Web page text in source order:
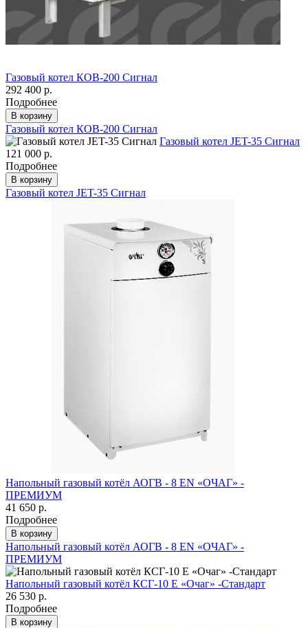
Газовый котел КОВ-200 Сигнал
292 400 р.
Подробнее
В корзину
Газовый котел КОВ-200 Сигнал
Газовый котел JET-35 Сигнал
121 000 р.
Подробнее
В корзину
Газовый котел JET-35 Сигнал
Напольный газовый котёл АОГВ - 8 ЕN «ОЧАГ» -
ПРЕМИУМ
41 650 р.
Подробнее
В корзину
Напольный газовый котёл АОГВ - 8 ЕN «ОЧАГ» -
ПРЕМИУМ
Напольный газовый котёл КСГ-10 Е «Очаг» -Стандарт
26 530 р.
Подробнее
В корзину